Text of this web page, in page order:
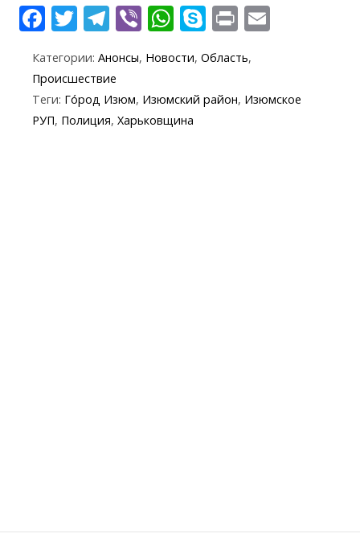
F
e
b
o
T
itt
er
T
e
gr
a
Vi
er
W
at
s
A
S
k
y
p
Pr
t
l
Категории: Анонсы, Новости, Область,
Происшествие
Теги: Го́род Изюм, Изюмский район, Изюмское
РУП, Полиция, Харьковщина